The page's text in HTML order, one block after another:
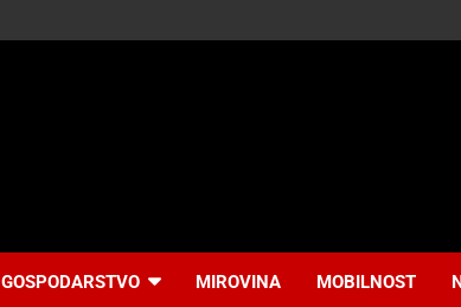
GOSPODARSTVO MIROVINA MOBILNOST